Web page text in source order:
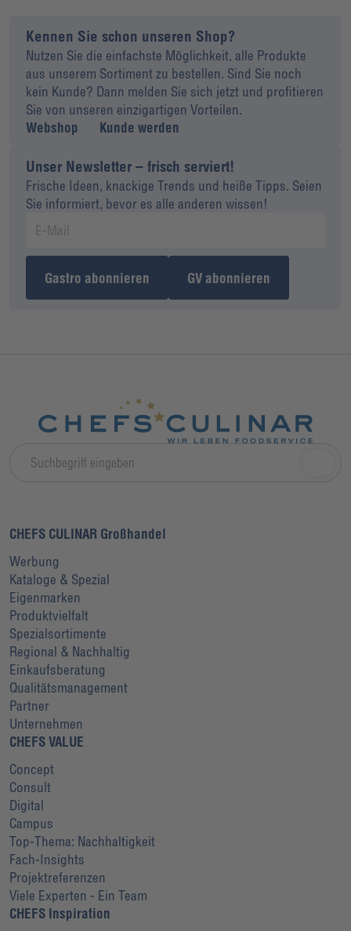
Kennen Sie schon unseren Shop?
Nutzen Sie die einfachste Möglichkeit, alle Produkte
aus unserem Sortiment zu bestellen. Sind Sie noch
kein Kunde? Dann melden Sie sich jetzt und profitieren
Sie von unseren einzigartigen Vorteilen.
Webshop
Kunde werden
Unser Newsletter – frisch serviert!
Frische Ideen, knackige Trends und heiße Tipps. Seien
Sie informiert, bevor es alle anderen wissen!
Gastro abonnieren GV abonnieren
CHEFS CULINAR Großhandel
Werbung
Kataloge & Spezial
Eigenmarken
Produktvielfalt
Spezialsortimente
Regional & Nachhaltig
Einkaufsberatung
Qualitätsmanagement
Partner
Unternehmen
CHEFS VALUE
Concept
Consult
Digital
Campus
Top-Thema: Nachhaltigkeit
Fach-Insights
Projektreferenzen
Viele Experten - Ein Team
CHEFS Inspiration